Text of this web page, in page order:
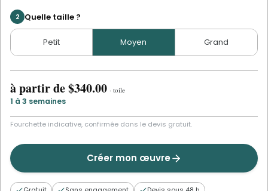
2 Quelle taille ?
Petit Moyen Grand
à partir de$340.00 · toile
1 à 3 semaines
Fourchette indicative, confirmée dans le devis gratuit.
Créer mon œuvre